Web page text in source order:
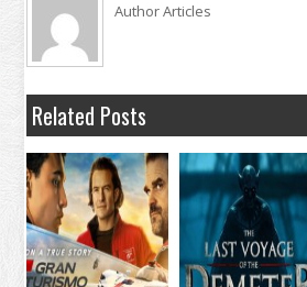
Author Articles
Related Posts